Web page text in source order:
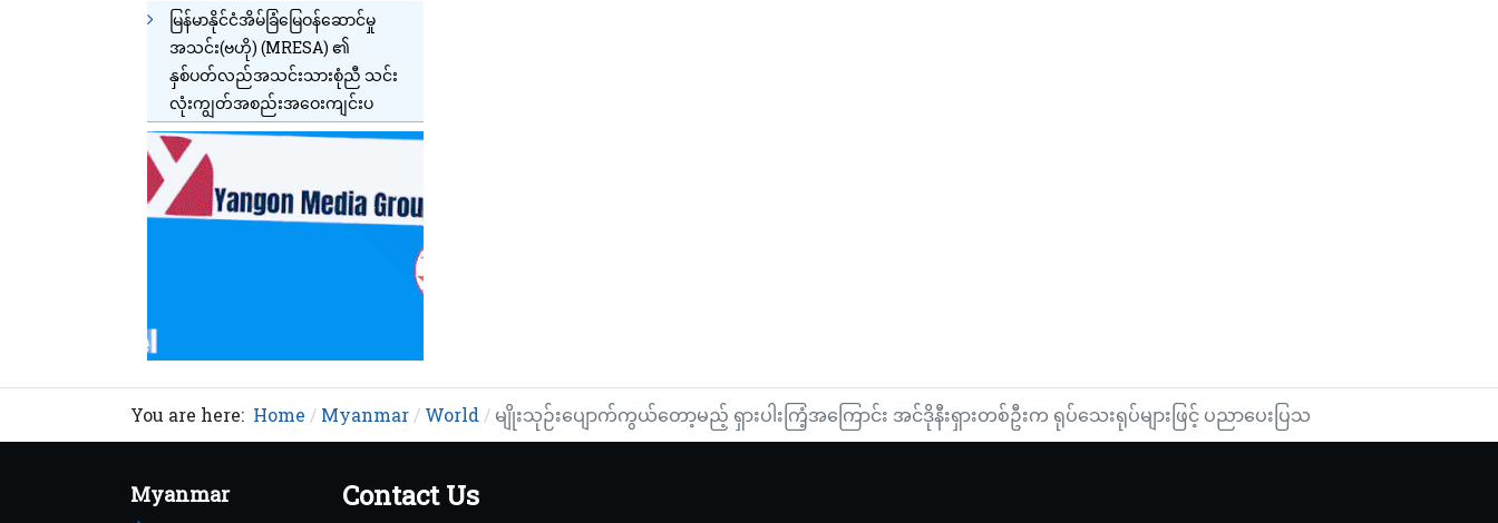
မြန်မာနိုင်ငံအိမ်ခြံမြေဝန်ဆောင်မှု
အသင်း(ဗဟို) (MRESA) ၏
နှစ်ပတ်လည်အသင်းသားစုံညီ သင်း
လုံးကျွတ်အစည်းအဝေးကျင်းပ
You are here: Home Myanmar World မျိုးသုဉ်းပျောက်ကွယ်တော့မည့် ရှားပါးကြံ့အကြောင်း အင်ဒိုနီးရှားတစ်ဦးက ရုပ်သေးရုပ်များဖြင့် ပညာပေးပြသ
Myanmar
Contact Us